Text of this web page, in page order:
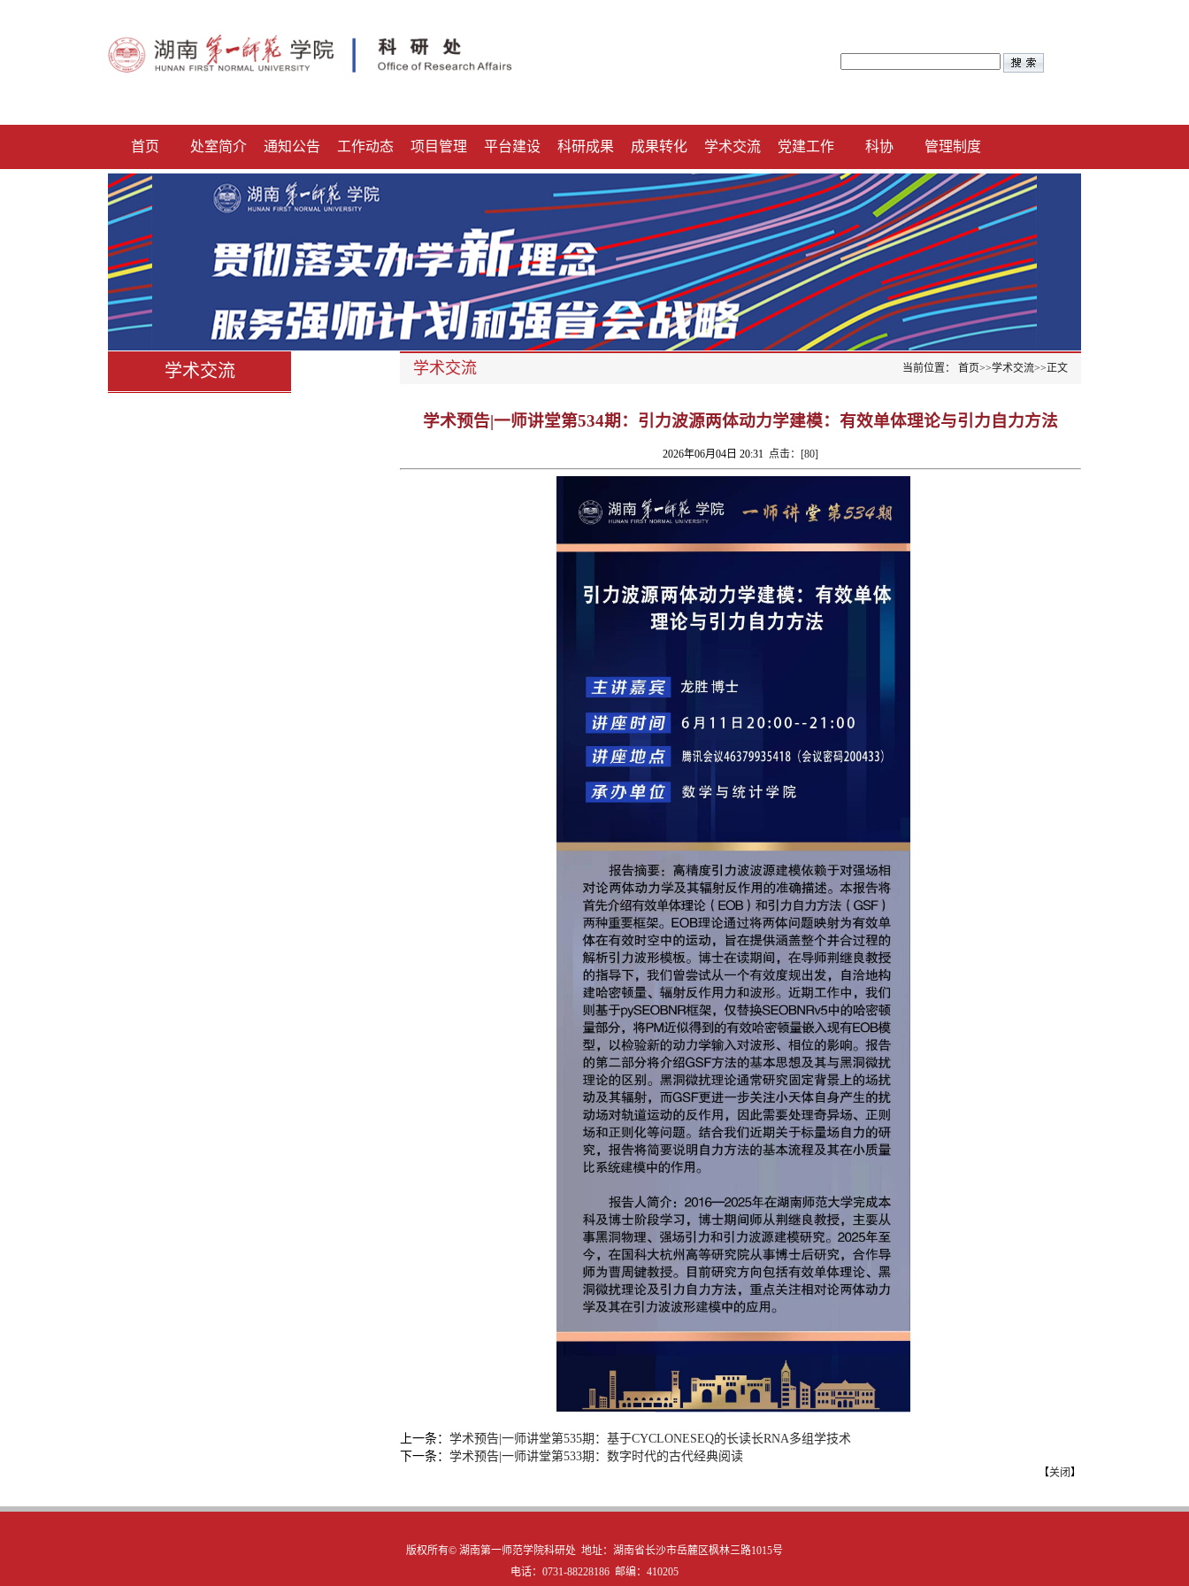
首页 处室简介 通知公告 工作动态 项目管理 平台建设 科研成果 成果转化 学术交流 党建工作 科协 管理制度
学术交流 学术交流 当前位置： 首页>>学术交流>>正文
学术预告|一师讲堂第534期：引力波源两体动力学建模：有效单体理论与引力自力方法
2026年06月04日 20:31 点击：[80]
上一条： 学术预告|一师讲堂第535期：基于CYCLONESEQ的长读长RNA多组学技术
下一条： 学术预告|一师讲堂第533期：数字时代的古代经典阅读
【关闭】
版权所有© 湖南第一师范学院科研处 地址：湖南省长沙市岳麓区枫林三路1015号
电话：0731-88228186 邮编：410205